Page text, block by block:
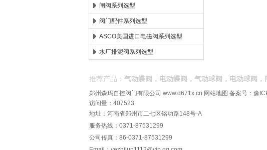
闸阀系列选型
阀门配件系列选型
ASCO美国进口电磁阀系列选型
水厂排泥阀系列选型
推荐产品： 气动蝶阀，电动蝶阀，气动球阀，电动球阀
郑州森玛自控阀门有限公司 www.d671x.cn 网站地图 备案号： 豫
访问量：407523
地址：河南省郑州市二七区铭功路148号-A
服务热线：0371-87531299
公司传真：86-0371-87531299